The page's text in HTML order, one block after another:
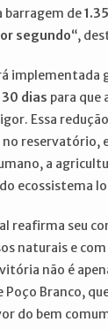
barragem de
segundo“,
implementada
30 dias para que
Essa
reservatório,
a
ecossistema
reafirma seu
naturais e
não é
Branco,
do bem